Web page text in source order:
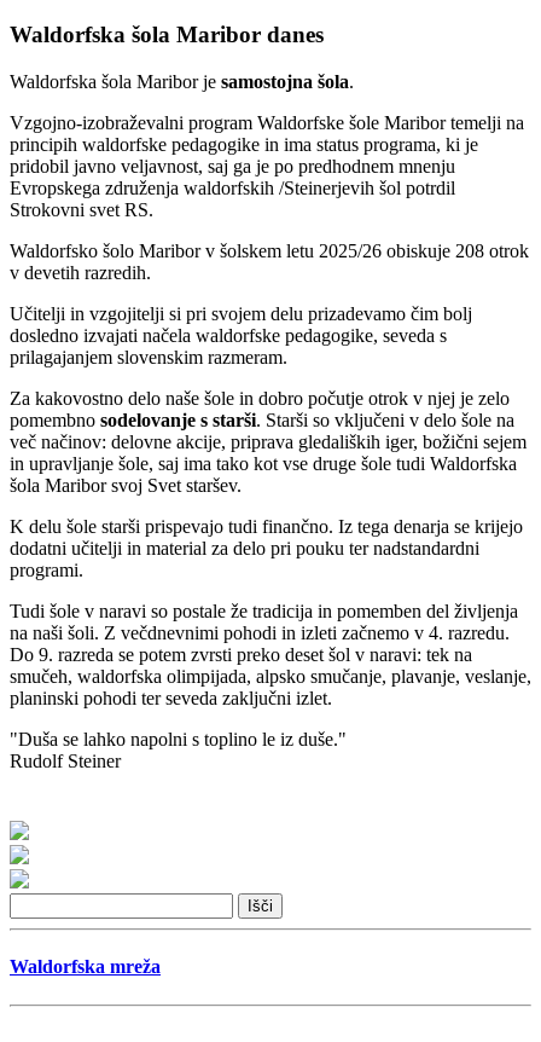
Waldorfska šola Maribor danes
Waldorfska šola Maribor je samostojna šola.
Vzgojno-izobraževalni program Waldorfske šole Maribor temelji na
principih waldorfske pedagogike in ima status programa, ki je
pridobil javno veljavnost, saj ga je po predhodnem mnenju
Evropskega združenja waldorfskih /Steinerjevih šol potrdil
Strokovni svet RS.
Waldorfsko šolo Maribor v šolskem letu 2025/26 obiskuje 208 otrok
v devetih razredih.
Učitelji in vzgojitelji si pri svojem delu prizadevamo čim bolj
dosledno izvajati načela waldorfske pedagogike, seveda s
prilagajanjem slovenskim razmeram.
Za kakovostno delo naše šole in dobro počutje otrok v njej je zelo
pomembno sodelovanje s starši. Starši so vključeni v delo šole na
več načinov: delovne akcije, priprava gledaliških iger, božični sejem
in upravljanje šole, saj ima tako kot vse druge šole tudi Waldorfska
šola Maribor svoj Svet staršev.
K delu šole starši prispevajo tudi finančno. Iz tega denarja se krijejo
dodatni učitelji in material za delo pri pouku ter nadstandardni
programi.
Tudi šole v naravi so postale že tradicija in pomemben del življenja
na naši šoli. Z večdnevnimi pohodi in izleti začnemo v 4. razredu.
Do 9. razreda se potem zvrsti preko deset šol v naravi: tek na
smučeh, waldorfska olimpijada, alpsko smučanje, plavanje, veslanje,
planinski pohodi ter seveda zaključni izlet.
"Duša se lahko napolni s toplino le iz duše."
Rudolf Steiner
Waldorfska mreža